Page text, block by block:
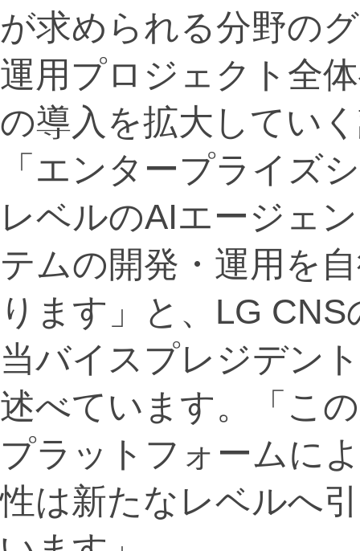
が求められる分野の
運用プロジェクト全
の導入を拡大してい
「エンタープライズ
レベルのAIエージェ
テムの開発・運用を
ります」と、LG
当バイスプレジデン
述べています。「こ
プラットフォームに
性は新たなレベルへ